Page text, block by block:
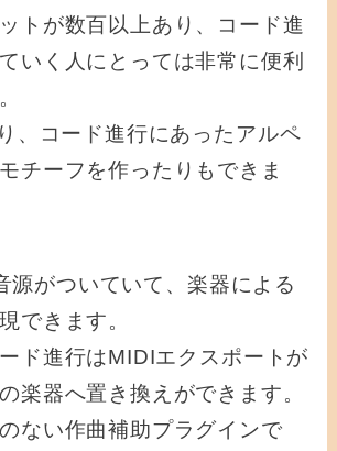
トが数百以上あり、コード進
いく人にとっては非常に便利
、コード進行にあったアルペ
チーフを作ったりもできま
源がついていて、楽器による
できます。
ド進行はMIDIエクスポートが
楽器へ置き換えができます。
ない作曲補助プラグインで